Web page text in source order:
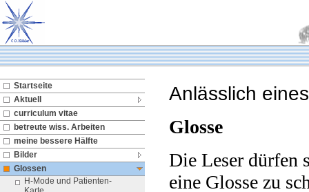
Startseite
Aktuell
curriculum vitae
betreute wiss. Arbeiten
meine bessere Hälfte
Bilder
Glossen
H-Mode und Patienten-
Anlässlich
Glosse
Die Leser dürfen
eine Glosse zu